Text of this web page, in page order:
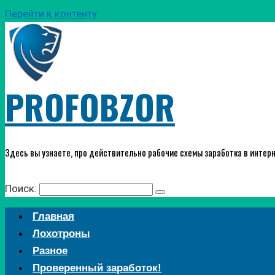
Перейти к контенту
PROFOBZOR
Здесь вы узнаете, про действительно рабочие схемы заработка в
Поиск:
Главная
Лохотроны
Разное
Проверенный заработок!